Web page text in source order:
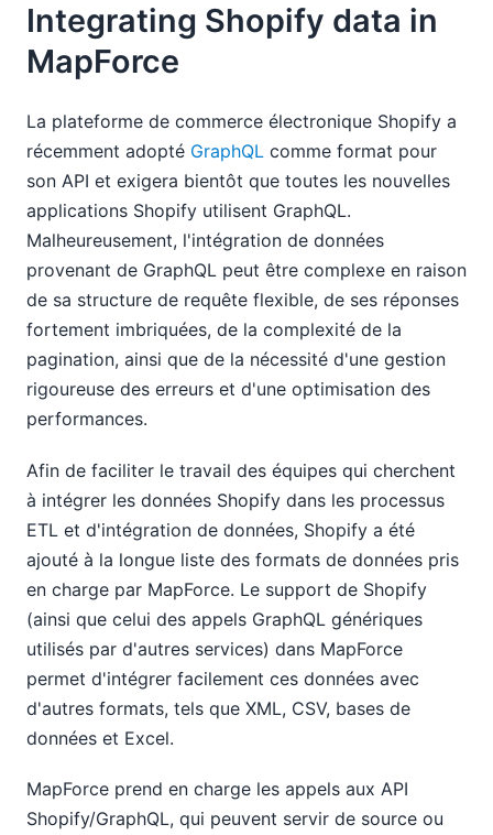
Integrating Shopify data in
MapForce
La plateforme de commerce électronique Shopify a
récemment adopté GraphQL comme format pour
son API et exigera bientôt que toutes les nouvelles
applications Shopify utilisent GraphQL.
Malheureusement, l'intégration de données
provenant de GraphQL peut être complexe en raison
de sa structure de requête flexible, de ses réponses
fortement imbriquées, de la complexité de la
pagination, ainsi que de la nécessité d'une gestion
rigoureuse des erreurs et d'une optimisation des
performances.
Afin de faciliter le travail des équipes qui cherchent
à intégrer les données Shopify dans les processus
ETL et d'intégration de données, Shopify a été
ajouté à la longue liste des formats de données pris
en charge par MapForce. Le support de Shopify
(ainsi que celui des appels GraphQL génériques
utilisés par d'autres services) dans MapForce
permet d'intégrer facilement ces données avec
d'autres formats, tels que XML, CSV, bases de
données et Excel.
MapForce prend en charge les appels aux API
Shopify/GraphQL, qui peuvent servir de source ou